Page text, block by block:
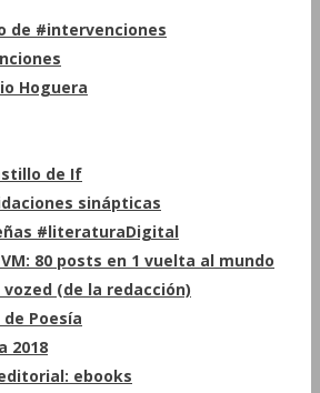
de #intervenciones
Hoguera
de If
sinápticas
#literaturaDigital
80 posts en 1 vuelta al mundo
vozed (de la redacción)
Poesía
2018
ebooks